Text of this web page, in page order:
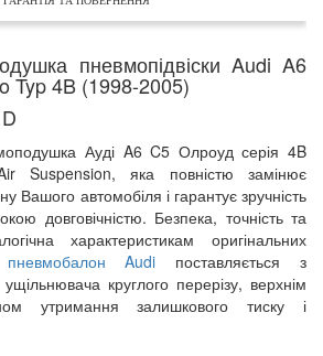
пневмопідвіски Audi A6
Typ 4B (1998-2005)
Ауді A6 C5 Олроуд серія 4B
Suspension, яка повністю замінює
Вашого автомобіля і гарантує зручність
довговічністю. Безпека, точність та
характеристикам оригінальних
пневмобалон Audi поставляється з
ущільнювача круглого перерізу, верхнім
утримання залишкового тиску і